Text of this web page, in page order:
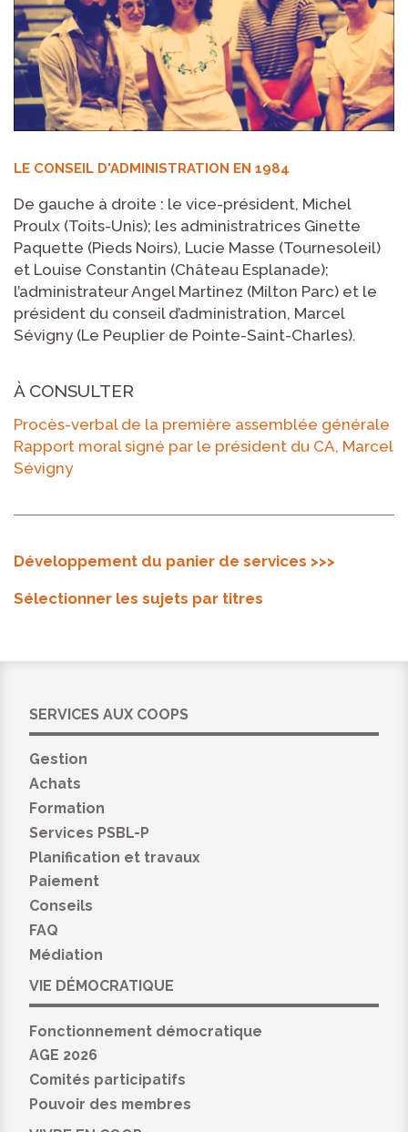
LE CONSEIL D'ADMINISTRATION EN 1984
De gauche à droite : le vice-président, Michel
Proulx (Toits-Unis); les administratrices Ginette
Paquette (Pieds Noirs), Lucie Masse (Tournesoleil)
et Louise Constantin (Château Esplanade);
l’administrateur Angel Martinez (Milton Parc) et le
président du conseil d’administration, Marcel
Sévigny (Le Peuplier de Pointe-Saint-Charles).
À CONSULTER
Procès-verbal de la première assemblée générale
Rapport moral signé par le président du CA, Marcel
Sévigny
Développement du panier de services >>>
Sélectionner les sujets par titres
SERVICES AUX COOPS
Gestion
Achats
Formation
Services PSBL-P
Planification et travaux
Paiement
Conseils
FAQ
Médiation
VIE DÉMOCRATIQUE
Fonctionnement démocratique
AGE 2026
Comités participatifs
Pouvoir des membres